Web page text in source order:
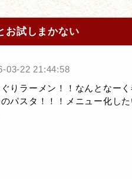
お試しまかない
03-22 21:44:58
りラーメン！！なんとなー
パスタ！！！メニュー化し